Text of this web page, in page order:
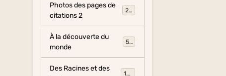
Photos des pages de
citations 2
281
À la découverte du
monde
54
Des Racines et des
134